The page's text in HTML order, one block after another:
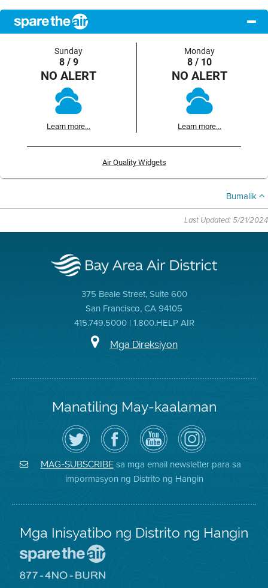
Sunday
8 / 9
NO ALERT
Learn more...
Monday
8 / 10
NO ALERT
Learn more...
Air Quality Widgets
Bumalik
Last Updated: 5/21/2024
375 Beale Street, Suite 600
San Francisco, CA 94105
415.749.5000 | 1.800.HELP AIR
Mga Direksiyon
Manatiling May-kaalaman
I-
follow
ang
Air
District
sa
Twitter
Bisitahin
ang
Page
sa
Facebook
ng
Distrito
Channel
sa
YouTube
ng
Air
District
Air
District
on
Instagram
MAG-SUBSCRIBEsa mga email newsletter para sa
impormasyon ng Distrito ng Hangin
Mga Inisyatibo ng Distrito ng Hangin